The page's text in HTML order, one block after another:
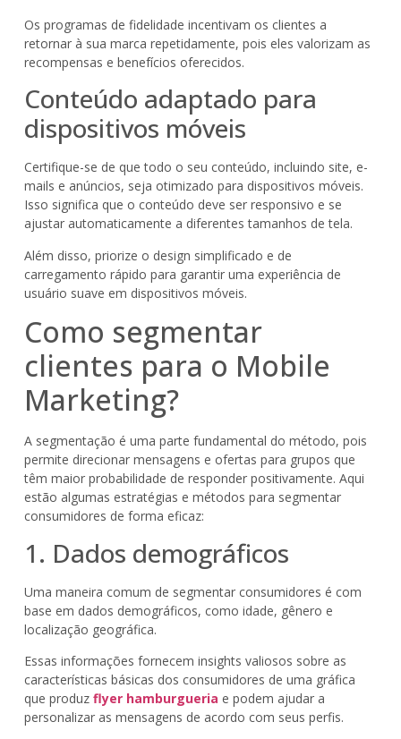
Os programas de fidelidade incentivam os clientes a
retornar à sua marca repetidamente, pois eles valorizam as
recompensas e benefícios oferecidos.
Conteúdo adaptado para
dispositivos móveis
Certifique-se de que todo o seu conteúdo, incluindo site, e-
mails e anúncios, seja otimizado para dispositivos móveis.
Isso significa que o conteúdo deve ser responsivo e se
ajustar automaticamente a diferentes tamanhos de tela.
Além disso, priorize o design simplificado e de
carregamento rápido para garantir uma experiência de
usuário suave em dispositivos móveis.
Como segmentar
clientes para o Mobile
Marketing?
A segmentação é uma parte fundamental do método, pois
permite direcionar mensagens e ofertas para grupos que
têm maior probabilidade de responder positivamente. Aqui
estão algumas estratégias e métodos para segmentar
consumidores de forma eficaz:
1. Dados demográficos
Uma maneira comum de segmentar consumidores é com
base em dados demográficos, como idade, gênero e
localização geográfica.
Essas informações fornecem insights valiosos sobre as
características básicas dos consumidores de uma gráfica
que produz flyer hamburgueria e podem ajudar a
personalizar as mensagens de acordo com seus perfis.